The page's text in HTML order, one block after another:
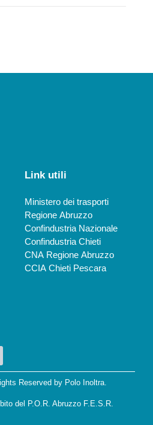
Link utili
Ministero dei trasporti
Regione Abruzzo
Confindustria Nazionale
Confindustria Chieti
CNA Regione Abruzzo
CCIA Chieti Pescara
Reserved by Polo Inoltra.
del P.O.R. Abruzzo F.E.S.R.